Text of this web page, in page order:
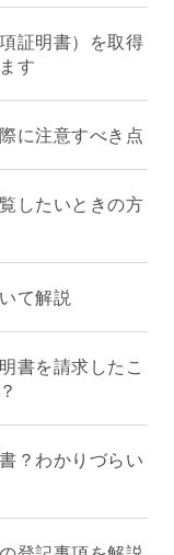
証明書）を取得
す
に注意すべき点
したいときの方
て解説
書を請求したこ
？わかりづらい